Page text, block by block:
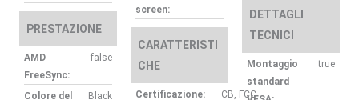
PRESTAZIONE
AMD
FreeSync:
false
Colore del Black
screen:
CARATTERISTI
CHE
Certificazione: CB, FCC
DETTAGLI
TECNICI
Montaggio
standard
true